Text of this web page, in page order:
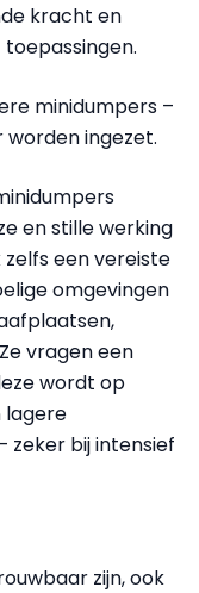
kracht en
minidumpers –
ingezet.
en stille werking
een vereiste
omgevingen
vrageneen
wordt op
lagere
zeker bij intensief
zijn, ook